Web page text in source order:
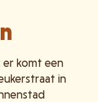
er komt een
in